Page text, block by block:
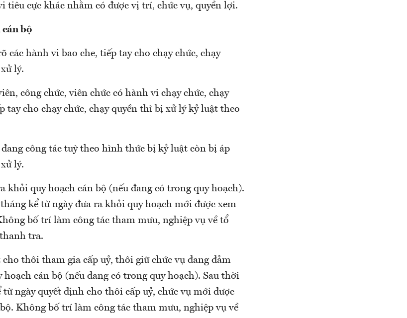
tiêu cực khác nhằm có được vị trí, chức vụ, quyền lợi.
bộ
các hành vi bao che, tiếp tay cho chạy chức, chạy
lý.
công chức, viên chức có hành vi chạy chức, chạy
tay cho chạy chức, chạy quyền thì bị xử lý kỷ luật theo
công tác tuỳ theo hình thức bị kỷ luật còn bị áp
lý.
khỏi quy hoạch cán bộ (nếu đang có trong quy hoạch).
kể từ ngày đưa ra khỏi quy hoạch mới được xem
bố trí làm công tác tham mưu, nghiệp vụ về tổ
tra.
thôi tham gia cấp uỷ, thôi giữ chức vụ đang đảm
cán bộ (nếu đang có trong quy hoạch). Sau thời
ngày quyết định cho thôi cấp uỷ, chức vụ mới được
Không bố trí làm công tác tham mưu, nghiệp vụ về